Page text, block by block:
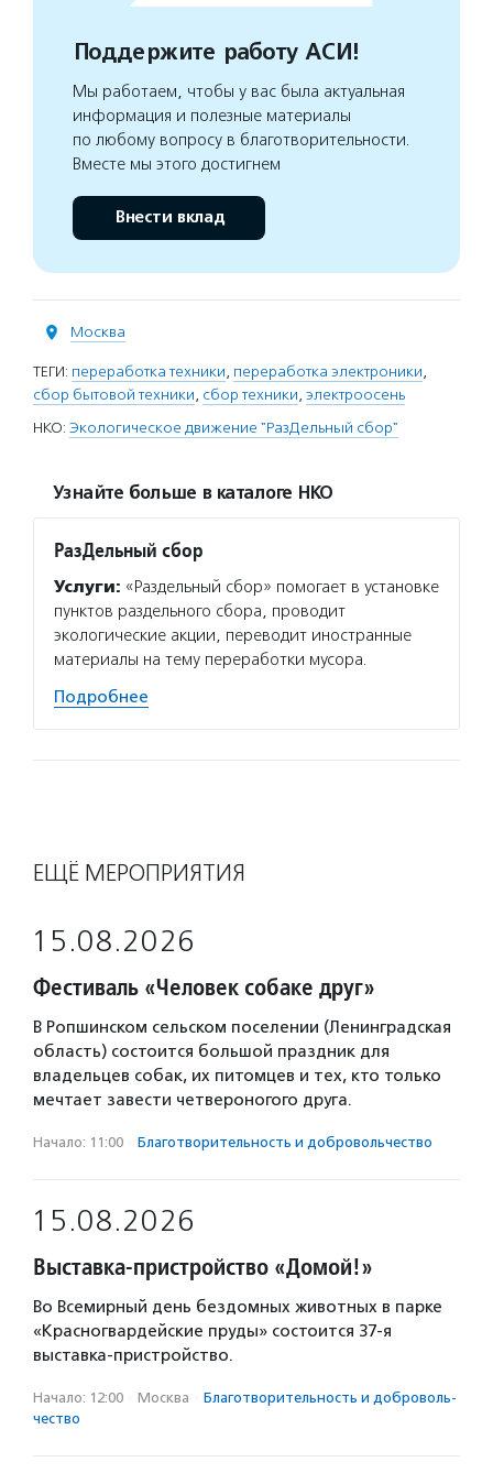
Поддержите работу АСИ!
Мы работаем, чтобы у вас была актуальная
информация и полезные материалы
по любому вопросу в благотворительности.
Вместе мы этого достигнем
Внести вклад
Москва
ТЕГИ: переработка техники, переработка электроники,
сбор бытовой техники, сбор техники, электроосень
НКО: Экологическое движение "РазДельный сбор"
Узнайте больше в каталоге НКО
РазДельный сбор
Услуги: «Раздельный сбор» помогает в установке
пунктов раздельного сбора, проводит
экологические акции, переводит иностранные
материалы на тему переработки мусора.
Подробнее
ЕЩЁ МЕРОПРИЯТИЯ
15.08.2026
Фестиваль «Человек собаке друг»
В Ропшинском сельском поселении (Ленинградская
область) состоится большой праздник для
владельцев собак, их питомцев и тех, кто только
мечтает завести четвероногого друга.
Начало: 11:00 · Благотвори­тель­ность и доброволь­чест­во
15.08.2026
Выставка-пристройство «Домой!»
Во Всемирный день бездомных животных в парке
«Красногвардейские пруды» состоится 37-я
выставка-пристройство.
Начало: 12:00 · Москва · Благотвори­тель­ность и доброволь­
чест­во